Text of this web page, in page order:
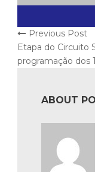
Previous Post
Etapa do Circuito
programação dos
ABOUT